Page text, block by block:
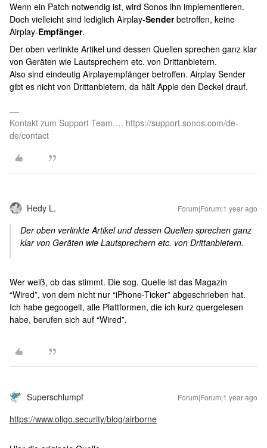
Wenn ein Patch notwendig ist, wird Sonos ihn implementieren.
Doch vielleicht sind lediglich Airplay-Senderbetroffen, keine
Airplay-Empfänger.
Der oben verlinkte Artikel und dessen Quellen sprechen ganz klar
von Geräten wie Lautsprechern etc. von Drittanbietern.
Also sind eindeutig Airplayempfänger betroffen. Airplay Sender
gibt es nicht von Drittanbietern, da hält Apple den Deckel drauf.
Kontakt zum Support Team…. https://support.sonos.com/de-
de/contact
Hedy L. Forum|Forum|1 year ago
Der oben verlinkte Artikel und dessen Quellen sprechen ganz
klar von Geräten wie Lautsprechern etc. von Drittanbietern.
Wer weiß, ob das stimmt. Die sog. Quelle ist das Magazin
“Wired”, von dem nicht nur “iPhone-Ticker” abgeschrieben hat.
Ich habe gegoogelt, alle Plattformen, die ich kurz quergelesen
habe, berufen sich auf “Wired”.
Superschlumpf Forum|Forum|1 year ago
https://www.oligo.security/blog/airborne